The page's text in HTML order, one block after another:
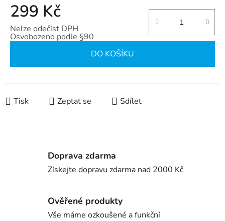
299 Kč
Nelze odečíst DPH
Osvobozeno podle §90
DO KOŠÍKU
Tisk Zeptat se Sdílet
Doprava zdarma
Získejte dopravu zdarma nad 2000 Kč
Ověřené produkty
Vše máme ozkoušené a funkční